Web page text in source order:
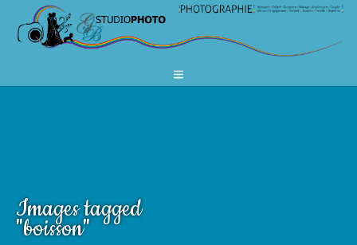
Images tagged
"boisson"